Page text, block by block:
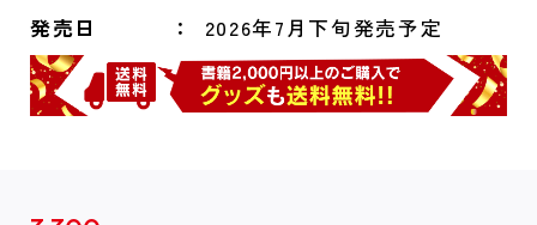
発売日
2026年7月下旬発売予定